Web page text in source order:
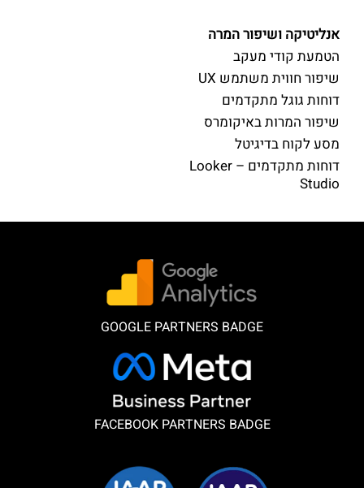
אנליטיקה ושיפור המרה
הטמעת קודי מעקב
שיפור חווית משתמש UX
דוחות גוגל מתקדמים
שיפור המרות באיקומרס
מסע לקוח בדיגיטל
דוחות מתקדמים – Looker
Studio
GOOGLE PARTNERS BADGE
FACEBOOK PARTNERS BADGE